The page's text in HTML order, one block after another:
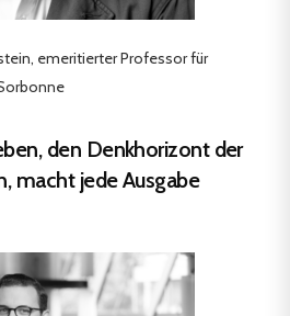
emeritierter Professor für
den Denkhorizont der
macht jede Ausgabe